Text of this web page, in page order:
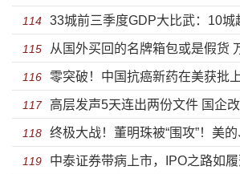
义务
114 33城前三季度GDP大比武：10城
115 从国外买回的名牌箱包或是假货
到三百元
116 零突破！中国抗癌新药在美获批
117 高层发声5天连出两份文件 国企
118 终极大战！董明珠被“围攻”！美
放大招了
119 中泰证券带病上市，IPO之路如